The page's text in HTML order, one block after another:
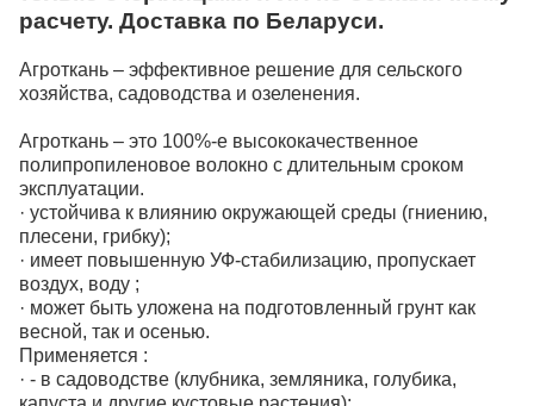
расчету. Доставка по Беларуси.
Агроткань – эффективное решение для сельского
хозяйства, садоводства и озеленения.
Агроткань – это 100%-е высококачественное
полипропиленовое волокно с длительным сроком
эксплуатации.
· устойчива к влиянию окружающей среды (гниению,
плесени, грибку);
· имеет повышенную УФ-стабилизацию, пропускает
воздух, воду ;
· может быть уложена на подготовленный грунт как
весной, так и осенью.
Применяется :
· - в садоводстве (клубника, земляника, голубика,